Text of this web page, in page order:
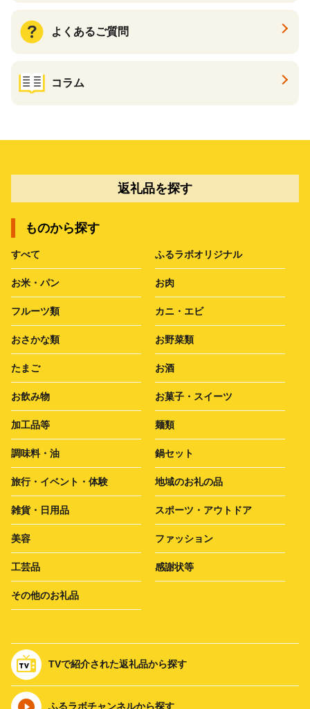
よくあるご質問
コラム
返礼品を探す
ものから探す
すべて ふるラボオリジナル
お米・パン お肉
フルーツ類 カニ・エビ
おさかな類 お野菜類
たまご お酒
お飲み物 お菓子・スイーツ
加工品等 麺類
調味料・油 鍋セット
旅行・イベント・体験 地域のお礼の品
雑貨・日用品 スポーツ・アウトドア
美容 ファッション
工芸品 感謝状等
その他のお礼品
TVで紹介された返礼品から探す
ふるラボチャンネルから探す